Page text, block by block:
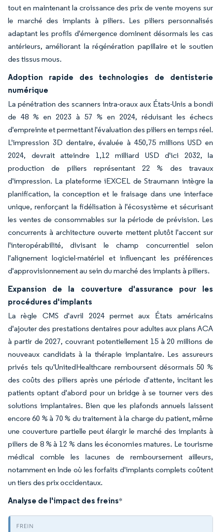
tout en maintenant la croissance des prix de vente moyens sur
le marché des implants à piliers. Les piliers personnalisés
adaptant les profils d'émergence dominent désormais les cas
antérieurs, améliorant la régénération papillaire et le soutien
des tissus mous.
Adoption rapide des technologies de dentisterie
numérique
La pénétration des scanners intra-oraux aux États-Unis a bondi
de 48 % en 2023 à 57 % en 2024, réduisant les échecs
d'empreinte et permettant l'évaluation des piliers en temps réel.
L'impression 3D dentaire, évaluée à 450,75 millions USD en
2024, devrait atteindre 1,12 milliard USD d'ici 2032, la
production de piliers représentant 22 % des travaux
d'impression. La plateforme iEXCEL de Straumann intègre la
planification, la conception et le fraisage dans une interface
unique, renforçant la fidélisation à l'écosystème et sécurisant
les ventes de consommables sur la période de prévision. Les
concurrents à architecture ouverte mettent plutôt l'accent sur
l'interopérabilité, divisant le champ concurrentiel selon
l'alignement logiciel-matériel et influençant les préférences
d'approvisionnement au sein du marché des implants à piliers.
Expansion de la couverture d'assurance pour les
procédures d'implants
La règle CMS d'avril 2024 permet aux États américains
d'ajouter des prestations dentaires pour adultes aux plans ACA
à partir de 2027, couvrant potentiellement 15 à 20 millions de
nouveaux candidats à la thérapie implantaire. Les assureurs
privés tels qu'UnitedHealthcare remboursent désormais 50 %
des coûts des piliers après une période d'attente, incitant les
patients optant d'abord pour un bridge à se tourner vers des
solutions implantaires. Bien que les plafonds annuels laissent
encore 60 % à 70 % du traitement à la charge du patient, même
une couverture partielle peut élargir le marché des implants à
piliers de 8 % à 12 % dans les économies matures. Le tourisme
médical comble les lacunes de remboursement ailleurs,
notamment en Inde où les forfaits d'implants complets coûtent
un tiers des prix occidentaux.
Analyse de l'impact des freins*